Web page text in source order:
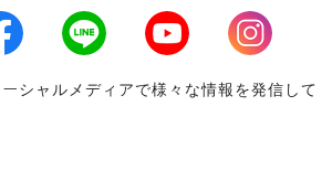
LINE Youtube
Instagram
シャルメディアで様々な情報を発信して